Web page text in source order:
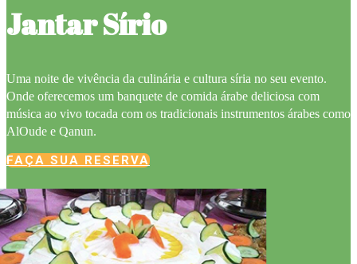
Jantar Sírio
Uma noite de vivência da culinária e cultura síria no seu evento.
Onde oferecemos um banquete de comida árabe deliciosa com
música ao vivo tocada com os tradicionais instrumentos árabes como
AlOude e Qanun.
FAÇA SUA RESERVA